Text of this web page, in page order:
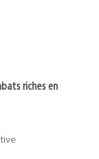
riches en